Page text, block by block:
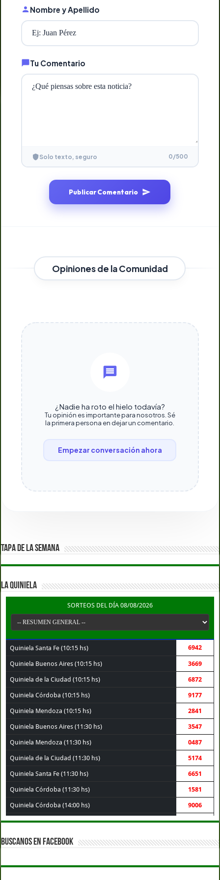
Nombre y Apellido
Tu Comentario
Solo texto, seguro 0/500
Publicar Comentario
Opiniones de la Comunidad
¿Nadie ha roto el hielo todavía?
Tu opinión es importante para nosotros. Sé
la primera persona en dejar un comentario.
Empezar conversación ahora
TAPA DE LA SEMANA
LA QUINIELA
SORTEOS DEL DÍA 08/08/2026
Quiniela Santa Fe (10:15 hs) 6942
Quiniela Buenos Aires (10:15 hs) 3669
Quiniela de la Ciudad (10:15 hs) 6872
Quiniela Córdoba (10:15 hs) 9177
Quiniela Mendoza (10:15 hs) 2841
Quiniela Buenos Aires (11:30 hs) 3547
Quiniela Mendoza (11:30 hs) 0487
Quiniela de la Ciudad (11:30 hs) 5174
Quiniela Santa Fe (11:30 hs) 6651
Quiniela Córdoba (11:30 hs) 1581
Quiniela Córdoba (14:00 hs) 9006
Quiniela Santa Fe (14:00 hs) 3069
Quiniela Buenos Aires (14:00 hs)
Quiniela Mendoza (14:00 hs) 7340
BUSCANOS EN FACEBOOK